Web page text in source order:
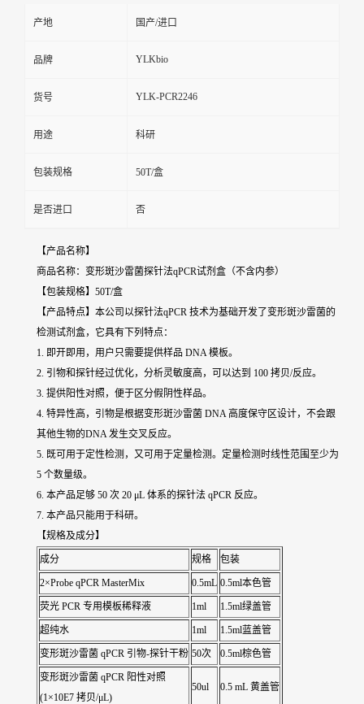
产地 国产/进口
品牌 YLKbio
货号 YLK-PCR2246
用途 科研
包装规格 50T/盒
是否进口 否
【产品名称】
商品名称：变形斑沙雷菌探针法qPCR试剂盒（不含内参）
【包装规格】50T/盒
【产品特点】本公司以探针法qPCR 技术为基础开发了变形斑沙雷菌的
检测试剂盒，它具有下列特点：
1. 即开即用，用户只需要提供样品 DNA 模板。
2. 引物和探针经过优化，分析灵敏度高，可以达到 100 拷贝/反应。
3. 提供阳性对照，便于区分假阴性样品。
4. 特异性高，引物是根据变形斑沙雷菌 DNA 高度保守区设计，不会跟
其他生物的DNA 发生交叉反应。
5. 既可用于定性检测，又可用于定量检测。定量检测时线性范围至少为
5 个数量级。
6. 本产品足够 50 次 20 μL 体系的探针法 qPCR 反应。
7. 本产品只能用于科研。
【规格及成分】
成分 规格 包装
2×Probe qPCR MasterMix 0.5mL 0.5ml本色管
荧光 PCR 专用模板稀释液 1ml 1.5ml绿盖管
超纯水 1ml 1.5ml蓝盖管
变形斑沙雷菌 qPCR 引物-探针干粉 50次 0.5ml棕色管
变形斑沙雷菌 qPCR 阳性对照
(1×10E7 拷贝/μL)
50ul 0.5 mL 黄盖管